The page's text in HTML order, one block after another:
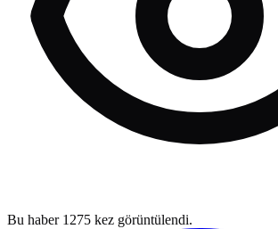
Bu haber 1275 kez görüntülendi.